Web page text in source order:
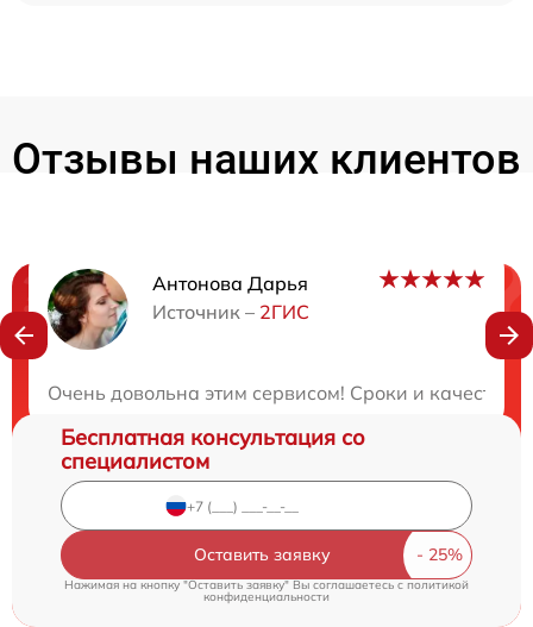
Отзывы наших клиентов
Антонова Дарья
Источник – 2ГИС
Очень довольна этим сервисом! Сроки и качество
Нужна консультация?
Бесплатная консультация со
специалистом
Оставить заявку
Нажимая на кнопку "Оставить заявку" Вы соглашаетесь cполитикой
конфиденциальности